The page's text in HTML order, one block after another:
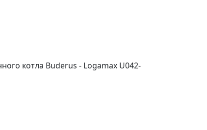
котла Buderus - Logamax U042-